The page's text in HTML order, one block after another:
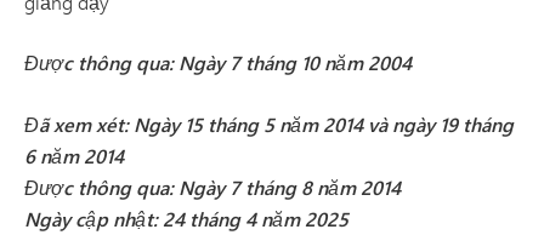
Được thông qua: Ngày 7 tháng 10 năm 2004
Đã xem xét: Ngày 15 tháng 5 năm 2014 và ngày 19 tháng
6 năm 2014
Được thông qua: Ngày 7 tháng 8 năm 2014
Ngày cập nhật: 24 tháng 4 năm 2025